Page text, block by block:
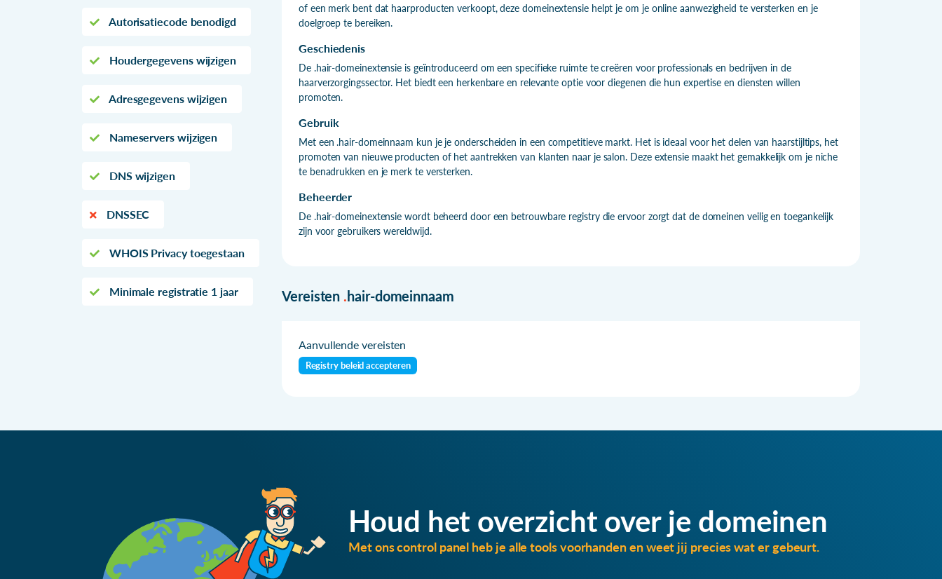
Autorisatiecode benodigd
Houdergegevens wijzigen
Adresgegevens wijzigen
Nameservers wijzigen
DNS wijzigen
DNSSEC
WHOIS Privacy toegestaan
Minimale registratie 1 jaar
of een merk bent dat haarproducten verkoopt, deze domeinextensie helpt je om je online aanwezigheid te versterken en je
doelgroep te bereiken.
Geschiedenis
De .hair-domeinextensie is geïntroduceerd om een specifieke ruimte te creëren voor professionals en bedrijven in de
haarverzorgingssector. Het biedt een herkenbare en relevante optie voor diegenen die hun expertise en diensten willen
promoten.
Gebruik
Met een .hair-domeinnaam kun je je onderscheiden in een competitieve markt. Het is ideaal voor het delen van haarstijltips, het
promoten van nieuwe producten of het aantrekken van klanten naar je salon. Deze extensie maakt het gemakkelijk om je niche
te benadrukken en je merk te versterken.
Beheerder
De .hair-domeinextensie wordt beheerd door een betrouwbare registry die ervoor zorgt dat de domeinen veilig en toegankelijk
zijn voor gebruikers wereldwijd.
Vereisten .hair-domeinnaam
Aanvullende vereisten
Registry beleid accepteren
Houd het overzicht over je domeinen
Met ons control panel heb je alle tools voorhanden en weet jij precies wat er gebeurt.